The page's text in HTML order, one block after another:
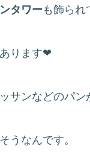
タワーも飾られ
ります❤
サンなどのパン
うなんです。